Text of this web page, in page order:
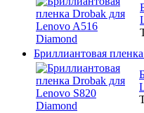
Бриллиантовая